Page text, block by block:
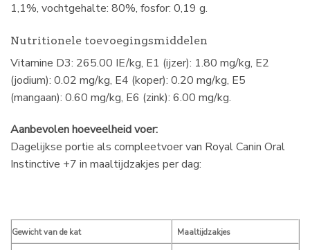
1,1%, vochtgehalte: 80%, fosfor: 0,19 g.
Nutritionele toevoegingsmiddelen
Vitamine D3: 265.00 IE/kg, E1 (ijzer): 1.80 mg/kg, E2
(jodium): 0.02 mg/kg, E4 (koper): 0.20 mg/kg, E5
(mangaan): 0.60 mg/kg, E6 (zink): 6.00 mg/kg.
Aanbevolen hoeveelheid voer:
Dagelijkse portie als compleetvoer van Royal Canin Oral
Instinctive +7 in maaltijdzakjes per dag:
Gewicht van de kat Maaltijdzakjes